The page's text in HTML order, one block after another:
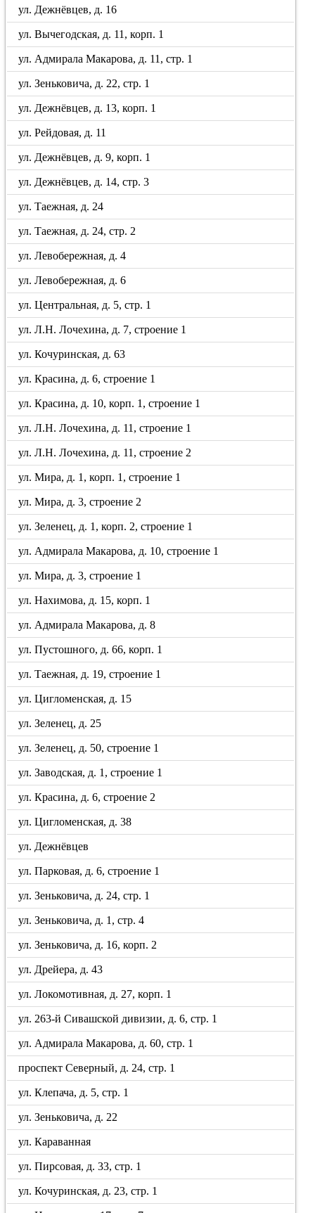
ул. Дежнёвцев, д. 16
ул. Вычегодская, д. 11, корп. 1
ул. Адмирала Макарова, д. 11, стр. 1
ул. Зеньковича, д. 22, стр. 1
ул. Дежнёвцев, д. 13, корп. 1
ул. Рейдовая, д. 11
ул. Дежнёвцев, д. 9, корп. 1
ул. Дежнёвцев, д. 14, стр. 3
ул. Таежная, д. 24
ул. Таежная, д. 24, стр. 2
ул. Левобережная, д. 4
ул. Левобережная, д. 6
ул. Центральная, д. 5, стр. 1
ул. Л.Н. Лочехина, д. 7, строение 1
ул. Кочуринская, д. 63
ул. Красина, д. 6, строение 1
ул. Красина, д. 10, корп. 1, строение 1
ул. Л.Н. Лочехина, д. 11, строение 1
ул. Л.Н. Лочехина, д. 11, строение 2
ул. Мира, д. 1, корп. 1, строение 1
ул. Мира, д. 3, строение 2
ул. Зеленец, д. 1, корп. 2, строение 1
ул. Адмирала Макарова, д. 10, строение 1
ул. Мира, д. 3, строение 1
ул. Нахимова, д. 15, корп. 1
ул. Адмирала Макарова, д. 8
ул. Пустошного, д. 66, корп. 1
ул. Таежная, д. 19, строение 1
ул. Цигломенская, д. 15
ул. Зеленец, д. 25
ул. Зеленец, д. 50, строение 1
ул. Заводская, д. 1, строение 1
ул. Красина, д. 6, строение 2
ул. Цигломенская, д. 38
ул. Дежнёвцев
ул. Парковая, д. 6, строение 1
ул. Зеньковича, д. 24, стр. 1
ул. Зеньковича, д. 1, стр. 4
ул. Зеньковича, д. 16, корп. 2
ул. Дрейера, д. 43
ул. Локомотивная, д. 27, корп. 1
ул. 263-й Сивашской дивизии, д. 6, стр. 1
ул. Адмирала Макарова, д. 60, стр. 1
проспект Северный, д. 24, стр. 1
ул. Клепача, д. 5, стр. 1
ул. Зеньковича, д. 22
ул. Караванная
ул. Пирсовая, д. 33, стр. 1
ул. Кочуринская, д. 23, стр. 1